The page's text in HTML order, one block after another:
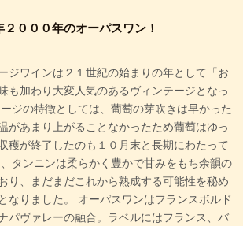
２０００年のオーパスワン！
ジワインは２１世紀の始まりの年として「お
も加わり大変人気のあるヴィンテージとなっ
ジの特徴としては、葡萄の芽吹きは早かった
があまり上がることなかったため葡萄はゆっ
穫が終了したのも１０月末と長期にわたって
タンニンは柔らかく豊かで甘みをもち余韻の
り、まだまだこれから熟成する可能性を秘め
なりました。 オーパスワンはフランスボルド
パヴァレーの融合。ラベルにはフランス、バ